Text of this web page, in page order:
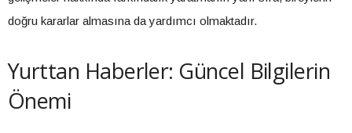
doğru kararlar almasına da yardımcı olmaktadır.
Yurttan Haberler: Güncel Bilgilerin
Önemi